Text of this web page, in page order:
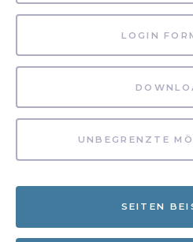
LOGIN
UNBEGRENZTE
SEITEN